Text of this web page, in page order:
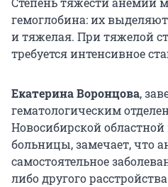
гемоглобина: их
и тяжелая. При тяжелой
требуется интенсивное
Екатерина Воронцова,
гематологическим
Новосибирской
больницы, замечает, что
самостоятельное
либо другого